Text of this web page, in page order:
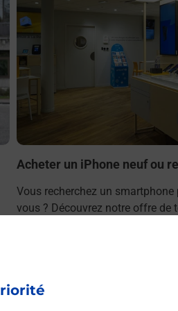
Acheter un iPhone neuf ou
Vous recherchez un smartphone
vous ? Découvrez notre offre de